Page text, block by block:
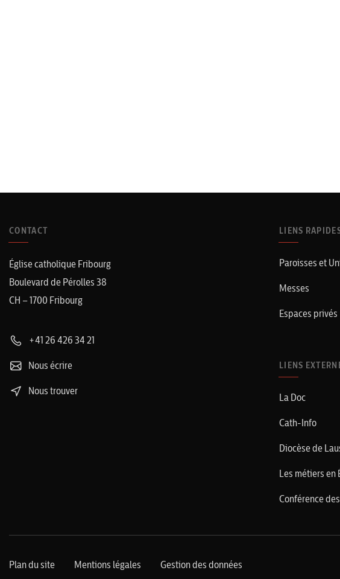
CONTACT
Église catholique Fribourg
Boulevard de Pérolles 38
CH – 1700 Fribourg
+41 26 426 34 21
Nous écrire
Nous trouver
LIENS
Paroisses et
Messes
Espaces privés
LIENS
La Doc
Cath-Info
Diocèse de
Les métiers en
Conférence
Plan du site Mentions légales Gestion des données